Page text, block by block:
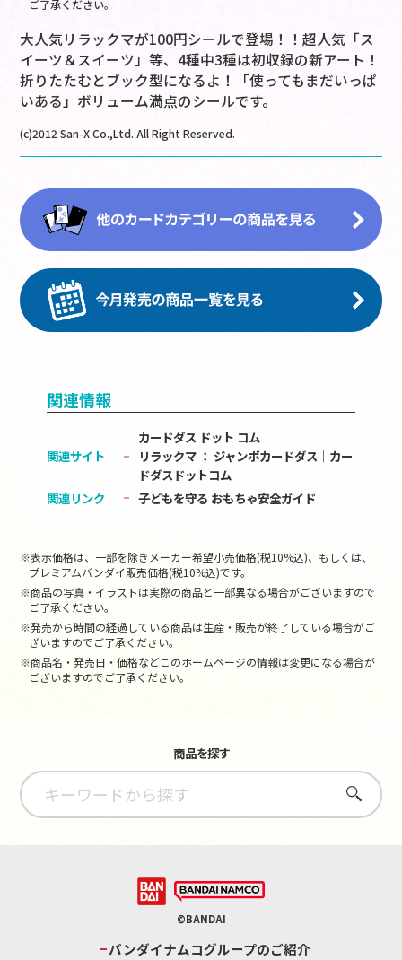
ご了承ください。
大人気リラックマが100円シールで登場！！超人気「ス
イーツ＆スイーツ」等、4種中3種は初収録の新アート！
折りたたむとブック型になるよ！「使ってもまだいっぱ
いある」ボリューム満点のシールです。
(c)2012 San-X Co.,Ltd. All Right Reserved.
関連情報
関連サイト
カードダス ドット コム
リラックマ ： ジャンボカードダス│カー
ドダスドットコム
関連リンク
子どもを守る おもちゃ安全ガイド
※表示価格は、一部を除きメーカー希望小売価格(税10%込)、もしくは、
プレミアムバンダイ販売価格(税10%込)です。
※商品の写真・イラストは実際の商品と一部異なる場合がございますので
ご了承ください。
※発売から時間の経過している商品は生産・販売が終了している場合がご
ざいますのでご了承ください。
※商品名・発売日・価格などこのホームページの情報は変更になる場合が
ございますのでご了承ください。
商品を探す
さがす
©BANDAI
バンダイナムコグループのご紹介